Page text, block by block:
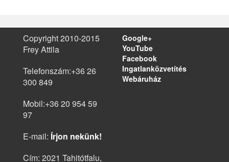
Copyright 2010-2015
Frey Attila
Telefonszám:+36 26
300 849
Mobil:+36 20 954 59
97
E-mail: Írjon nekünk!
Cím: 2021 Tahitótfalu,
Google+
YouTube
Facebook
Ingatlanközvetítés
Webáruház